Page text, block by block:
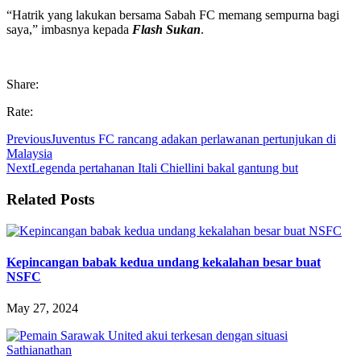
“Hatrik yang lakukan bersama Sabah FC memang sempurna bagi
saya,” imbasnya kepada Flash Sukan.
Share:
Rate:
PreviousJuventus FC rancang adakan perlawanan pertunjukan di
Malaysia
NextLegenda pertahanan Itali Chiellini bakal gantung but
Related Posts
Kepincangan babak kedua undang kekalahan besar buat
NSFC
May 27, 2024